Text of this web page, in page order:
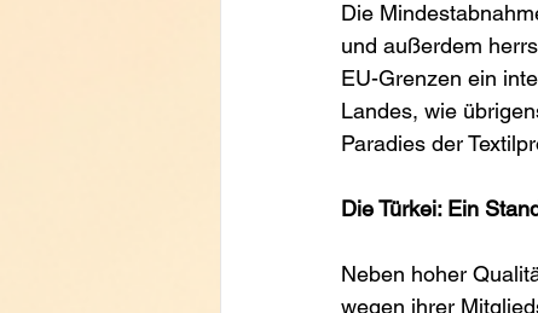
Die
und außerdem
EU-Grenzen ein
Landes, wie
Paradies der
Die Türkei: Ein
Neben hoher
wegen ihrer